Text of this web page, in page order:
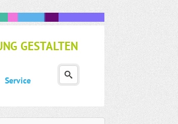
Service
GESTALTEN